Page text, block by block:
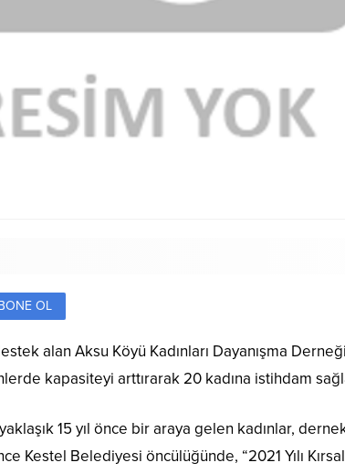
OL
alan Aksu Köyü Kadınları Dayanışma
kapasiteyi arttırarak 20 kadına istihdam
15 yıl önce bir araya gelen kadınlar,
Kestel Belediyesi öncülüğünde, “2021 Yılı